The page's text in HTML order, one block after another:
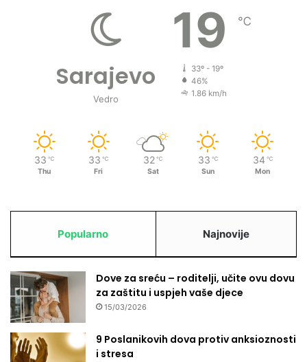
Sarajevo
Vedro
19 ℃
33º - 19º
46%
1.86 km/h
33 ℃
Thu
33 ℃
Fri
32 ℃
Sat
33 ℃
Sun
34 ℃
Mon
Popularno Najnovije
Dove za sreću – roditelji, učite ovu dovu
za zaštitu i uspjeh vaše djece
15/03/2026
9 Poslanikovih dova protiv anksioznosti
i stresa